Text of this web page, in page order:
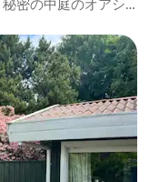
密の中庭のオアシ